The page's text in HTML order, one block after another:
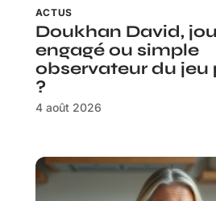
ACTUS
Doukhan David,
engagé ou simple
observateur du jeu
?
4 août 2026